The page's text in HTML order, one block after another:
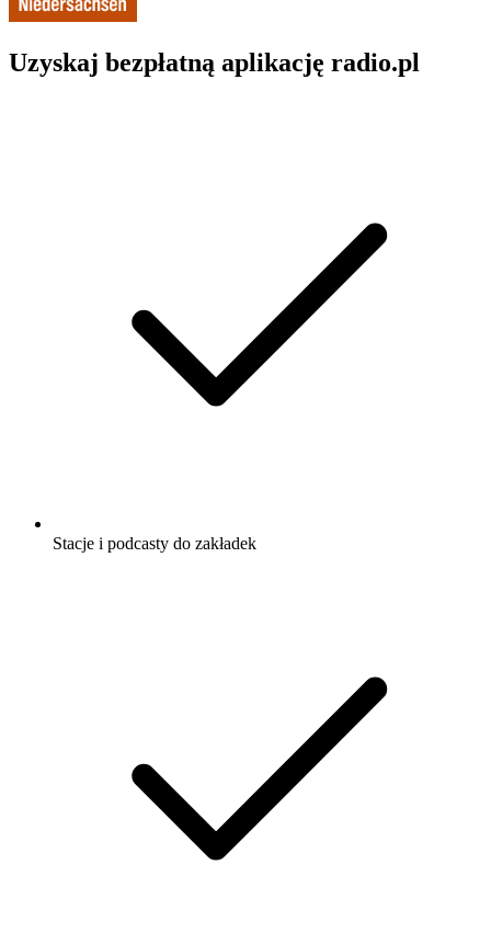
Uzyskaj bezpłatną aplikację radio.pl
Stacje i podcasty do zakładek